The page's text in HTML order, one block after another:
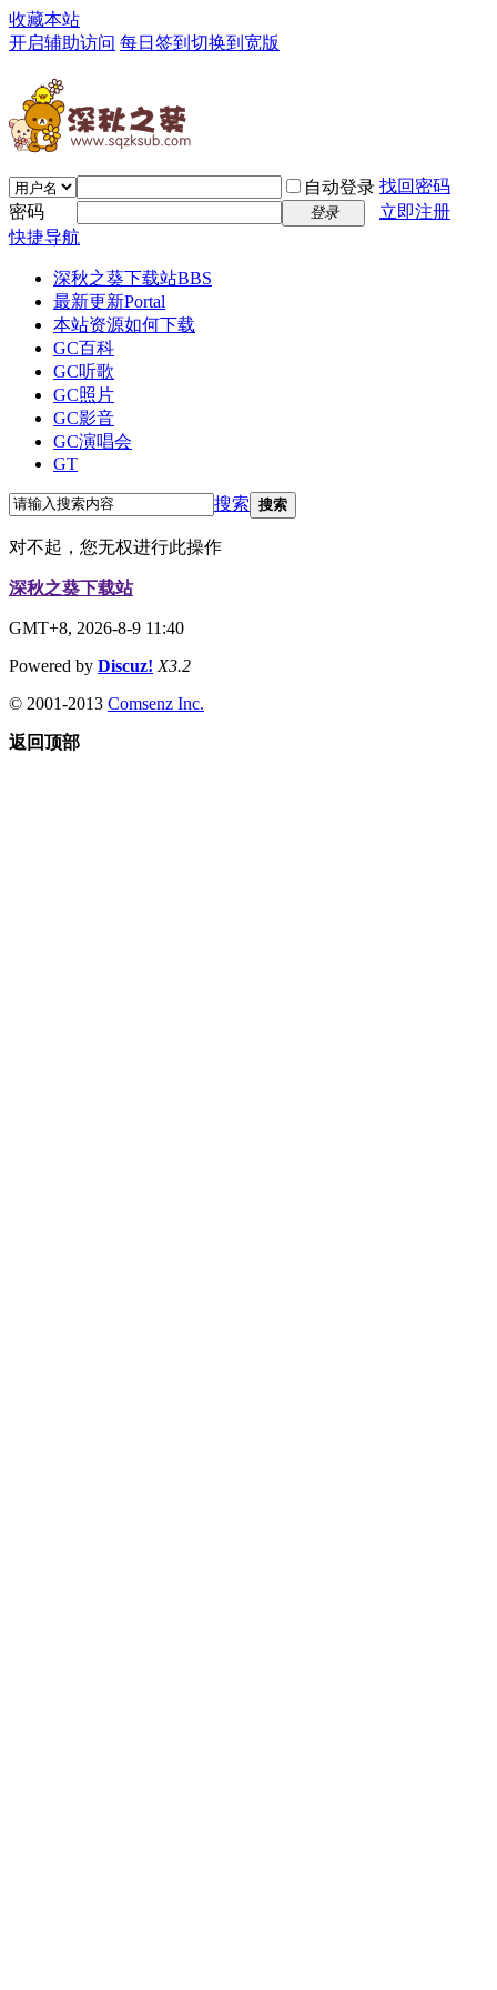
收藏本站
开启辅助访问 每日签到 切换到宽版
自动登录 找回密码
密码
登录
立即注册
快捷导航
深秋之葵下载站BBS
最新更新Portal
本站资源如何下载
GC百科
GC听歌
GC照片
GC影音
GC演唱会
GT
搜索 搜索
对不起，您无权进行此操作
深秋之葵下载站
GMT+8, 2026-8-9 11:40
Powered by Discuz! X3.2
© 2001-2013 Comsenz Inc.
返回顶部